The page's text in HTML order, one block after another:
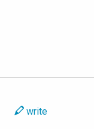
write